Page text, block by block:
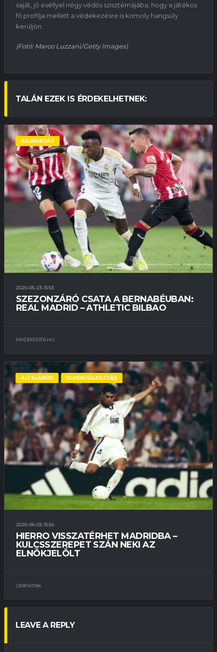
saját, jó eséllyel négy védős szisztémájába, hogy a játékos
fő profilja mellett a védekezésre is komoly hangsúly
kerüljön.
(Fotó: Marco Luzzani/Getty Images)
TALÁN EZEK IS ÉRDEKELHETNEK:
BAJNOKSÁG
2026-05-23-15:53
SZEZONZÁRÓ CSATA A BERNABÉUBAN:
REAL MADRID – ATHLETIC BILBAO
MADRIDISTA.HU
ÁLTALÁNOS ELNÖKVÁLASZTÁS
2026-06-03-15:54
HIERRO VISSZATÉRHET MADRIDBA –
KULCSSZEREPET SZÁN NEKI AZ
ELNÖKJELÖLT
ORIPATRIK
LEAVE A REPLY